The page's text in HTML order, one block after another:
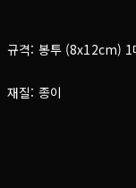
규격: 봉투 (8x12cm)
재질: 종이